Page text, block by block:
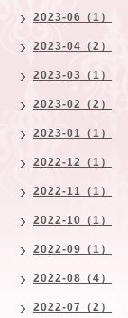
2023-06（1）
2023-04（2）
2023-03（1）
2023-02（2）
2023-01（1）
2022-12（1）
2022-11（1）
2022-10（1）
2022-09（1）
2022-08（4）
2022-07（2）